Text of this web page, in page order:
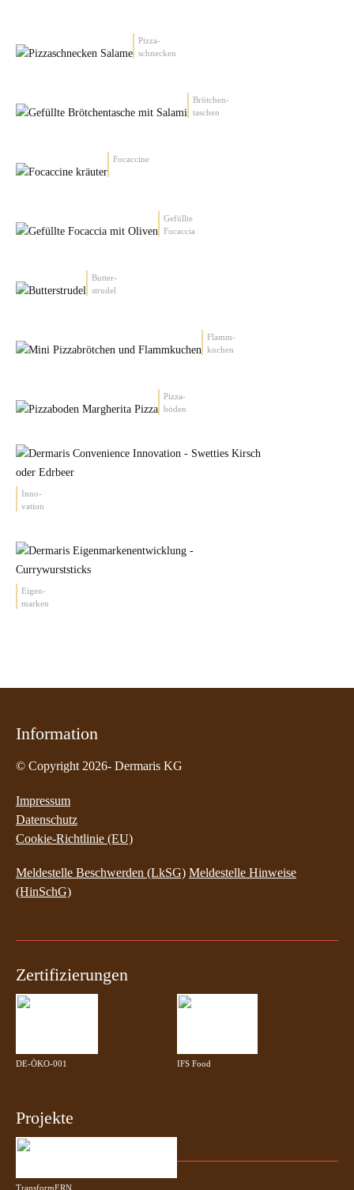
Pizza-
schnecken
Brötchen-
taschen
Focaccine
Gefüllte
Focaccia
Butter-
strudel
Flamm-
kuchen
Pizza-
böden
Inno-
vation
Eigen-
marken
Information
© Copyright 2026- Dermaris KG
Impressum
Datenschutz
Cookie-Richtlinie (EU)
Meldestelle Beschwerden (LkSG) Meldestelle Hinweise
(HinSchG)
Zertifizierungen
DE-ÖKO-001 IFS Food
Projekte
TransformERN